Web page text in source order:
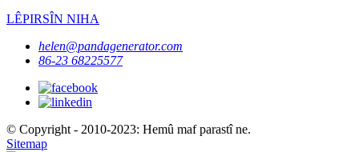
LÊPIRSÎN NIHA
helen@pandagenerator.com
86-23 68225577
© Copyright - 2010-2023: Hemû maf parastî ne.
Sitemap